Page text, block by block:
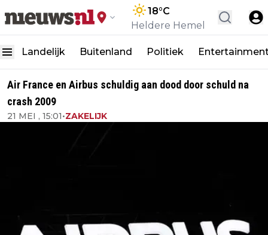
18°C
Heldere Hemel
Landelijk Buitenland Politiek
Air France en Airbus schuldig aan dood door schuld na
crash 2009
21 MEI , 15:01•ZAKELIJK